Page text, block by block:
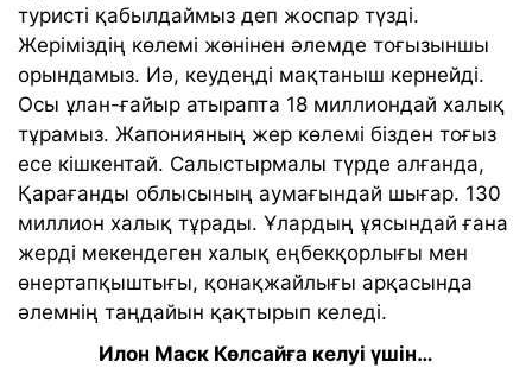
туристі қабылдаймыз деп жоспар түзді.
Жеріміздің көлемі жөнінен әлемде тоғызыншы
орындамыз. Иә, кеудеңді мақтаныш кернейді.
Осы ұлан-ғайыр атырапта 18 миллиондай халық
тұрамыз. Жапонияның жер көлемі бізден тоғыз
есе кішкентай. Салыстырмалы түрде алғанда,
Қарағанды облысының аумағындай шығар. 130
миллион халық тұрады. Ұлардың ұясындай ғана
жерді мекендеген халық еңбекқорлығы мен
өнертапқыштығы, қонақжайлығы арқасында
әлемнің таңдайын қақтырып келеді.
Илон Маск Көлсайға келуі үшін…